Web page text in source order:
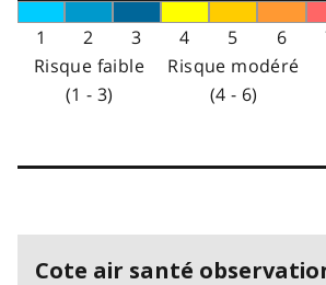
1 2 3 4 5 6
Risque faible
(1 - 3)
Risque modéré
(4 - 6)
Cote air santé